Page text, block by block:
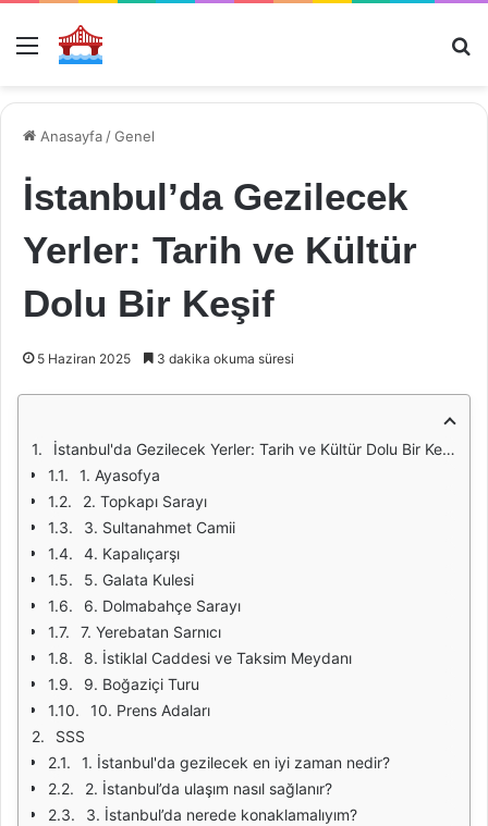
Menü
Anasayfa /Genel
İstanbul’da Gezilecek
Yerler: Tarih ve Kültür
Dolu Bir Keşif
5 Haziran 2025 3 dakika okuma süresi
İstanbul'da Gezilecek Yerler: Tarih ve Kültür Dolu Bir Keşif
1. Ayasofya
2. Topkapı Sarayı
3. Sultanahmet Camii
4. Kapalıçarşı
5. Galata Kulesi
6. Dolmabahçe Sarayı
7. Yerebatan Sarnıcı
8. İstiklal Caddesi ve Taksim Meydanı
9. Boğaziçi Turu
10. Prens Adaları
SSS
1. İstanbul'da gezilecek en iyi zaman nedir?
2. İstanbul’da ulaşım nasıl sağlanır?
3. İstanbul’da nerede konaklamalıyım?